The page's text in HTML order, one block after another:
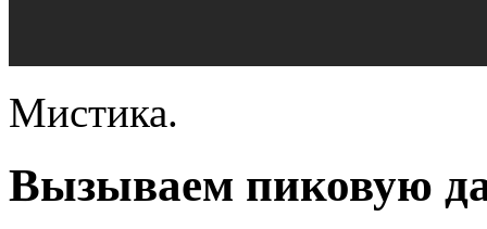
Мистика.
Вызываем пиковую